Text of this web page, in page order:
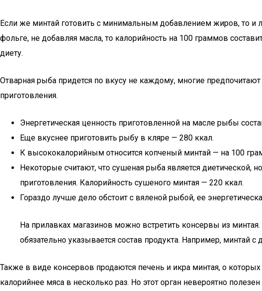
Если же минтай готовить с минимальным добавлением жиров, то и
фольге, не добавляя масла, то калорийность на 100 граммов
диету.
Отварная рыба придется по вкусу не каждому, многие
приготовления.
Энергетическая ценность приготовленной на масле рыбы
Еще вкуснее приготовить рыбу в кляре — 280 ккал.
К высококалорийным относится копченый минтай — на 100
Некоторые считают, что сушеная рыба является диетической,
приготовления. Калорийность сушеного минтая — 220 ккал.
Гораздо лучше дело обстоит с вяленой рыбой, ее
На прилавках магазинов можно встретить консервы из
обязательно указывается состав продукта. Например, минтай
Также в виде консервов продаются печень и икра минтая, о
калорийнее мяса в несколько раз. Но этот орган невероятно